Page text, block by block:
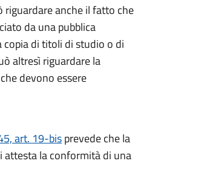
anche il fatto che
da una pubblica
copia di titoli di studio o di
altresì riguardare la
devono essere
art. 19-bisprevede che la
la conformità di una